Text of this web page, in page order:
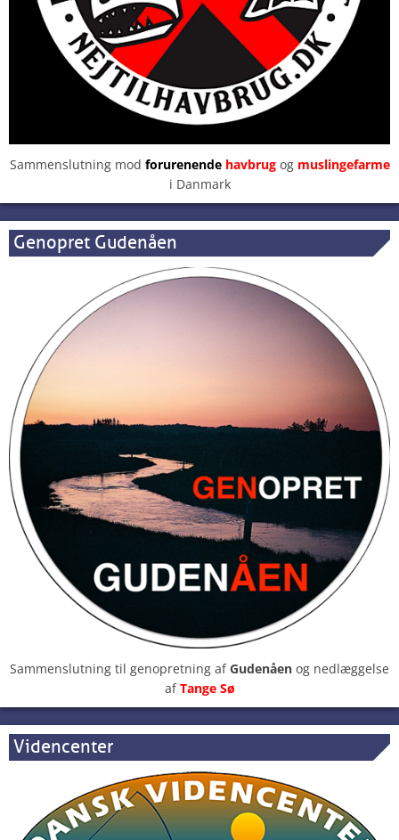
Sammenslutning mod forurenendehavbrugog muslingefarme
i Danmark
Genopret Gudenåen
Sammenslutning til genopretning afGudenåen og nedlæggelse
afTange Sø
Videncenter